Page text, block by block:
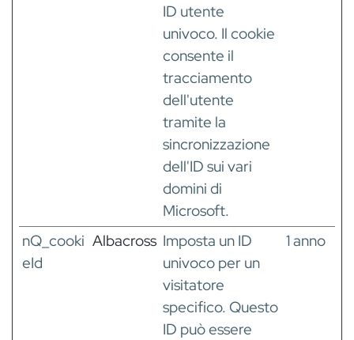
ID utente
univoco. Il cookie
consente il
tracciamento
dell'utente
tramite la
sincronizzazione
dell'ID sui vari
domini di
Microsoft.
nQ_cooki
eId
Albacross Imposta un ID
univoco per un
visitatore
specifico. Questo
ID può essere
1 anno